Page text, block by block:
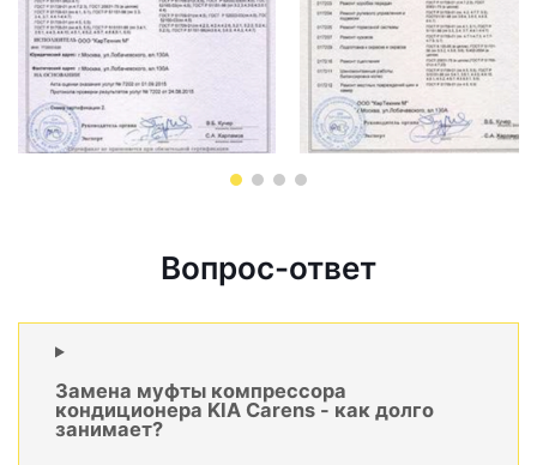
Вопрос-ответ
Замена муфты компрессора
кондиционера KIA Carens - как долго
занимает?